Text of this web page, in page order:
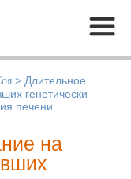
Меню
> Длительное
генетически
печени
на